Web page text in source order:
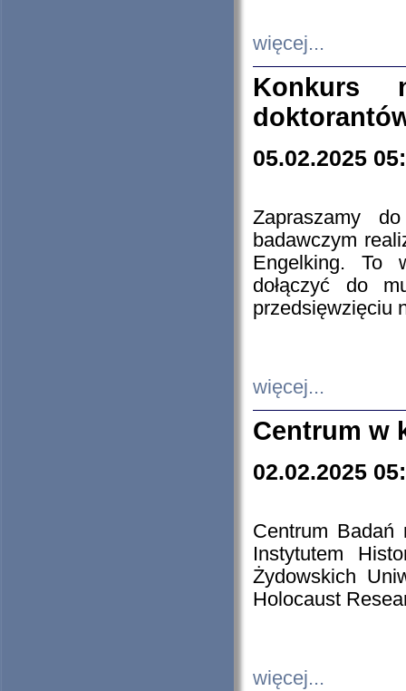
więcej...
Konkurs
05.02.2025
Zapraszamy
badawczym
Engelking. To
dołączyć do
przedsięwzięciu
więcej...
Centrum w
02.02.2025
Centrum Badań
Instytutem
Żydowskich
Holocaust
więcej...